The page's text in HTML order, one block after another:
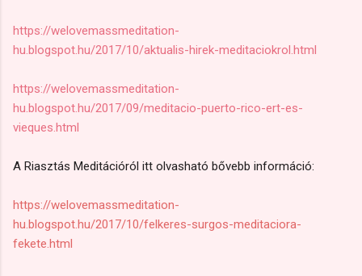
https://welovemassmeditation-
hu.blogspot.hu/2017/10/aktualis-hirek-meditaciokrol.html
https://welovemassmeditation-
hu.blogspot.hu/2017/09/meditacio-puerto-rico-ert-es-
vieques.html
A Riasztás Meditációról itt olvasható bővebb információ:
https://welovemassmeditation-
hu.blogspot.hu/2017/10/felkeres-surgos-meditaciora-
fekete.html